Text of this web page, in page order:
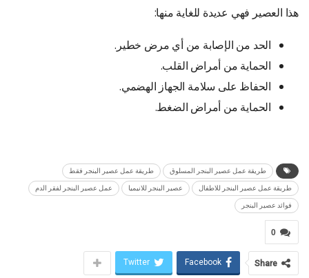
هذا العصير فهي عديدة للغاية منها:
الحد من الإصابة من أي مرض خطير.
الحماية من أمراض القلب.
الحفاظ على سلامة الجهاز الهضمي.
الحماية من أمراض الضغط.
طريقة عمل عصير البنجر المسلوق طريقة عمل عصير البنجر فقط
طريقة عمل عصير البنجر للاطفال عصير البنجر للانيميا عمل عصير البنجر لفقر الدم
فوائد عصير البنجر
0
Share
Facebook
Twitter